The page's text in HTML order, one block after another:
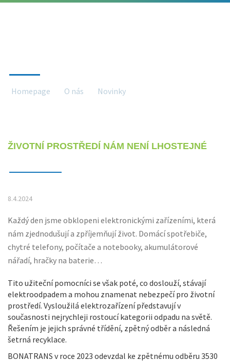
Homepage O nás Novinky
ŽIVOTNÍ PROSTŘEDÍ NÁM NENÍ LHOSTEJNÉ
8.4.2024
Každý den jsme obklopeni elektronickými zařízeními, která
nám zjednodušují a zpříjemňují život. Domácí spotřebiče,
chytré telefony, počítače a notebooky, akumulátorové
nářadí, hračky na baterie…
Tito užiteční pomocníci se však poté, co doslouží, stávají
elektroodpadem a mohou znamenat nebezpečí pro životní
prostředí. Vysloužilá elektrozařízení představují v
současnosti nejrychleji rostoucí kategorii odpadu na světě.
Řešením je jejich správné třídění, zpětný odběr a následná
šetrná recyklace.
BONATRANS v roce 2023 odevzdal ke zpětnému odběru 3530